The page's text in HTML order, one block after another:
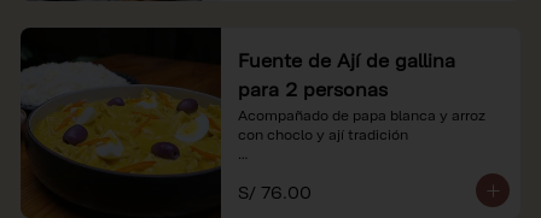
Fuente de Ají de gallina
para 2 personas
Acompañado de papa blanca y arroz
con choclo y ají tradición
*Nuestros precios están expresados en
soles e incluyen impuestos de ley y
S/ 76.00